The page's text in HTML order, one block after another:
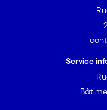
Service